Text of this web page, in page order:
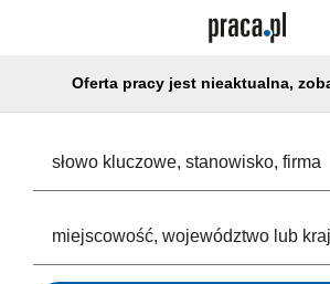
Oferta pracy jest nieaktualna,